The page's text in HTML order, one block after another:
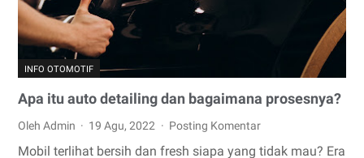
INFO OTOMOTIF
Apa itu auto detailing dan bagaimana prosesnya?
Oleh Admin 19 Agu, 2022 Posting Komentar
Mobil terlihat bersih dan fresh siapa yang tidak mau? Era